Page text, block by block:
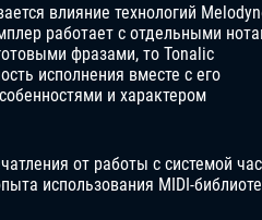
влияние технологий
работает с отдельными
фразами, то Tonalic
исполнения вместе с его
и характером
от работы с системой
использования MIDI-